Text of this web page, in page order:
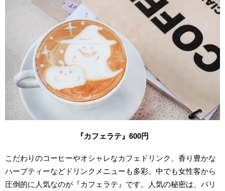
『カフェラテ』600円
こだわりのコーヒーやオシャレなカフェドリンク、香り豊かな
ハーブティーなどドリンクメニューも多彩。中でも女性客から
圧倒的に人気なのが『カフェラテ』です。人気の秘密は、バリ